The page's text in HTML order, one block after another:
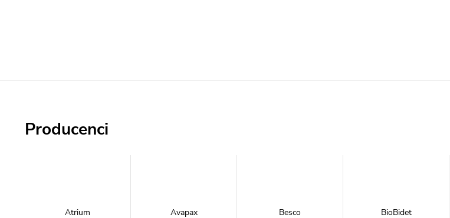
Producenci
Atrium Avapax Besco BioBidet